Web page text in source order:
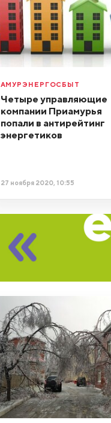
АМУРЭНЕРГОСБЫТ
Четыре управляющие
компании Приамурья
попали в антирейтинг
энергетиков
27 ноября 2020, 10:55